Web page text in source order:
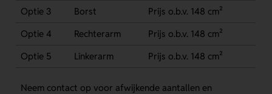
Optie 3
Borst
Prijs o.b.v. 148 cm²
Optie 4
Rechterarm
Prijs o.b.v. 148 cm²
Optie 5
Linkerarm Prijs o.b.v. 148 cm²
Neem contact op voor afwijkende aantallen en